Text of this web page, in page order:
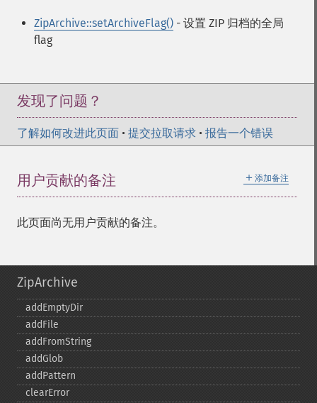
ZipArchive::setArchiveFlag() - 设置 ZIP 归档的全局
flag
发现了问题？
了解如何改进此页面 • 提交拉取请求 • 报告一个错误
＋ 添加备注
用户贡献的备注
此页面尚无用户贡献的备注。
ZipArchive
addEmptyDir
addFile
addFromString
addGlob
addPattern
clearError